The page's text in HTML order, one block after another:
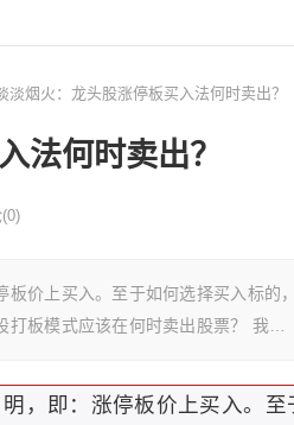
淡烟火：龙头股涨停板买入法何时卖出？
法何时卖出？
价上买入。至于如何选择买入标的
打板模式应该在何时卖出股票？ 我…
，即：涨停板价上买入。